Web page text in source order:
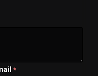
*